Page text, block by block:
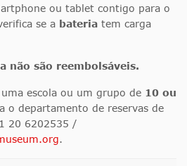
ou tablet contigo para o
se a bateria tem carga
não são reembolsáveis.
escola ou um grupo de 10 ou
o departamento de reservas de
20 6202535 /
.